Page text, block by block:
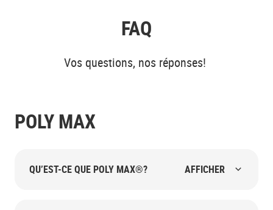
FAQ
Vos questions, nos réponses!
POLY MAX
QU’EST-CE QUE POLY MAX®? AFFICHER